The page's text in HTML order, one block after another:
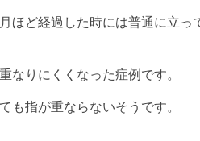
ほど経過した時には普通に立っ
りにくくなった症例です。
指が重ならないそうです。